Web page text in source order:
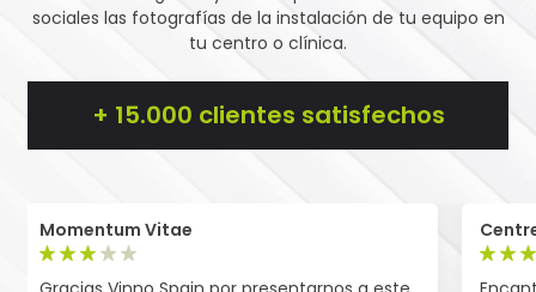
sociales las fotografías de la instalación de tu equipo en
tu centro o clínica.
+ 15.000 clientes satisfechos
Momentum Vitae